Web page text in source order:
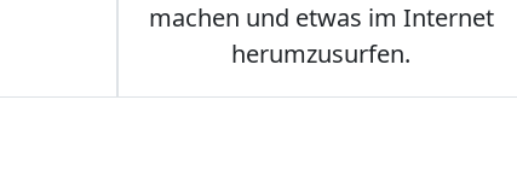
machen und etwas im Internet
herumzusurfen.